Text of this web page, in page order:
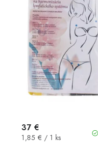
37 €
Jednotková
1,85 € / 1 ks